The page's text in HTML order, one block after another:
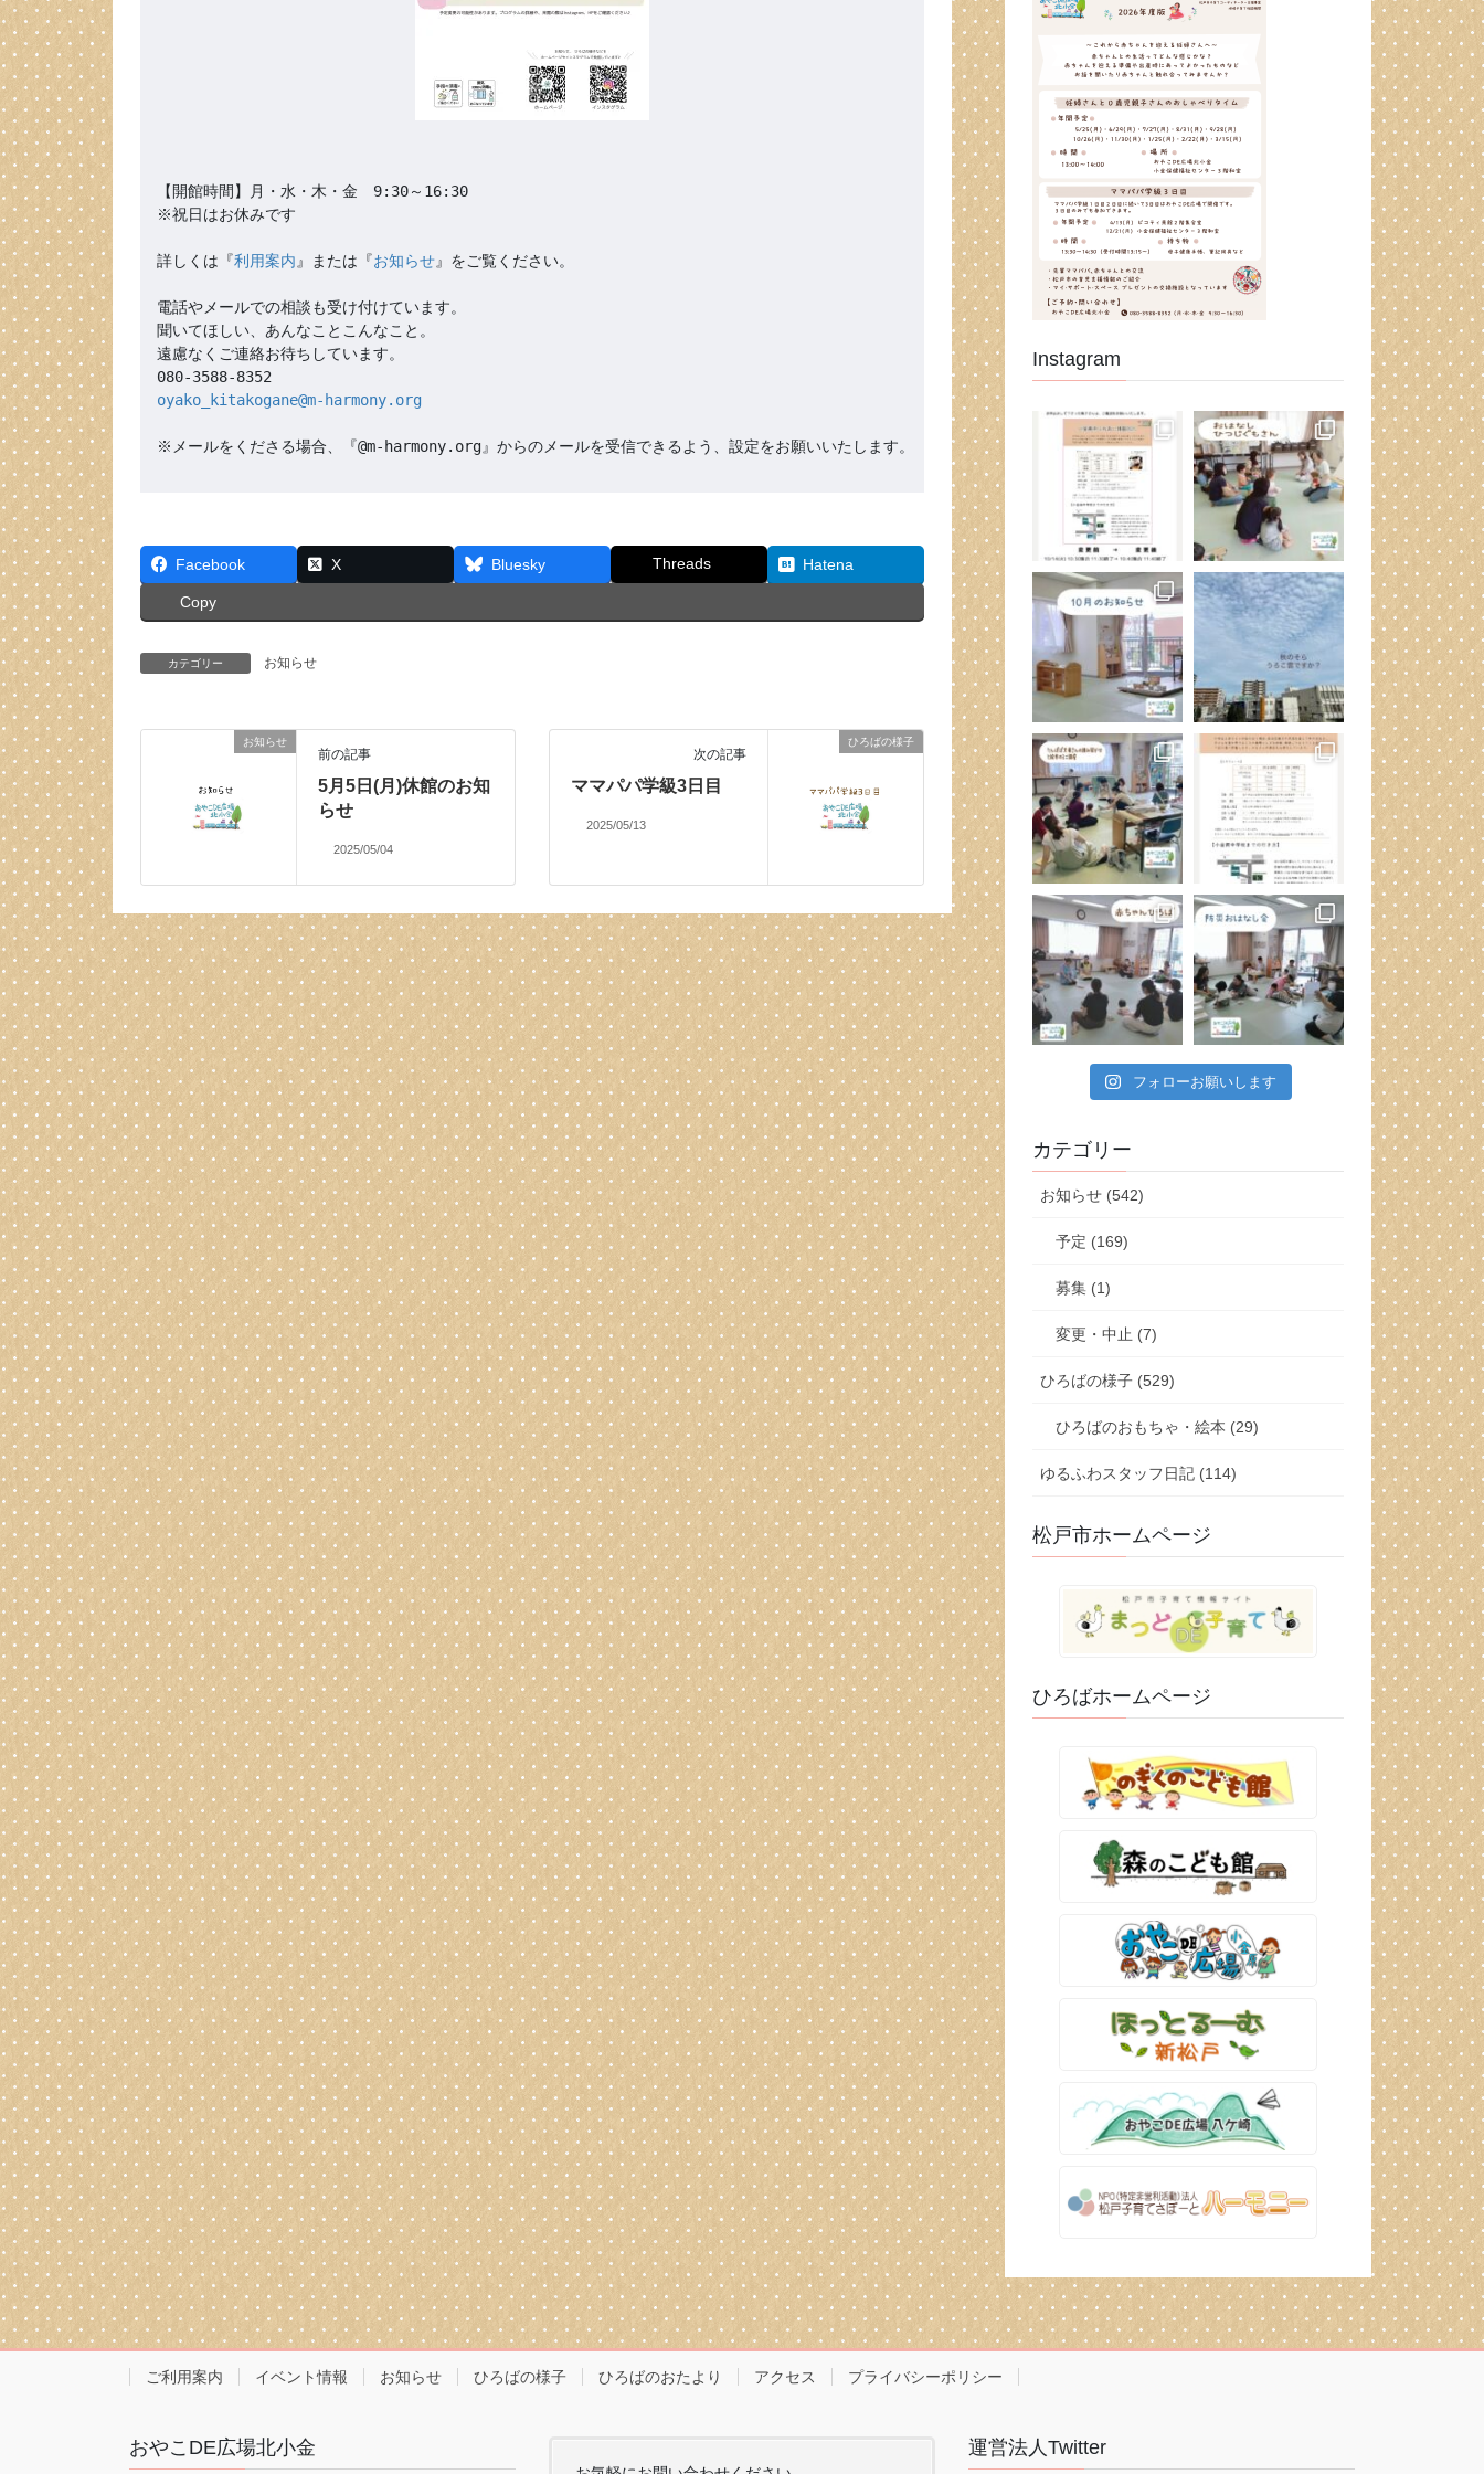
【開館時間】月・水・木・金　9:30～16:30
※祝日はお休みです
詳しくは『利用案内 』または『お知らせ』をご覧ください。
電話やメールでの相談も受け付けています。
聞いてほしい、あんなことこんなこと。
遠慮なくご連絡お待ちしています。
oyako_kitakogane@m-harmony.org
※メールをくださる場合、『@m-harmony.org』からのメールを受信できるよう、設定をお願いいたします。
Facebook X Bluesky Threads Hatena
Copy
カテゴリー お知らせ
お知らせ
前の記事
5月5日(月)休館のお知
らせ
2025/05/04
ひろばの様子
次の記事
ママパパ学級3日目
2025/05/13
Instagram
フォローお願いします
カテゴリー
お知らせ (542)
予定 (169)
募集 (1)
変更・中止 (7)
ひろばの様子 (529)
ひろばのおもちゃ・絵本 (29)
ゆるふわスタッフ日記 (114)
松戸市ホームページ
ひろばホームページ
ご利用案内 イベント情報 お知らせ ひろばの様子 ひろばのおたより アクセス プライバシーポリシー
おやこDE広場北小金 運営法人Twitter